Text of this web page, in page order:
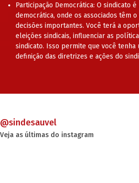
Participação Democrática: O sindicato
democrática, onde os associados têm
decisões importantes. Você terá a
eleições sindicais, influenciar as
sindicato. Isso permite que você tenha
definição das diretrizes e ações do
@sindesauvel
Veja as últimas do instagram